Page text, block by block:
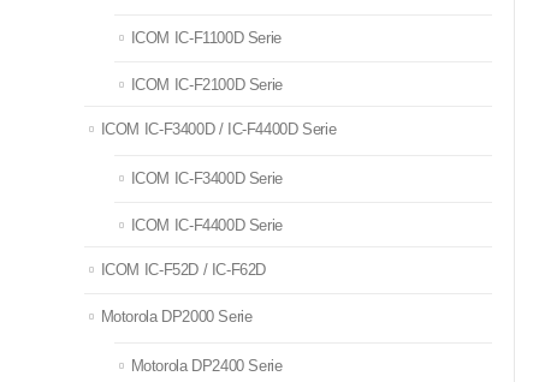
ICOM IC-F1100D Serie
ICOM IC-F2100D Serie
ICOM IC-F3400D / IC-F4400D Serie
ICOM IC-F3400D Serie
ICOM IC-F4400D Serie
ICOM IC-F52D / IC-F62D
Motorola DP2000 Serie
Motorola DP2400 Serie